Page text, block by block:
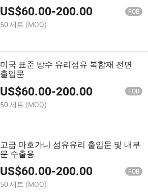
US$60.00-200.00 FOB
50 세트 (MOQ)
미국 표준 방수 유리섬유 복합재 전면
출입문
US$60.00-200.00 FOB
50 세트 (MOQ)
고급 마호가니 섬유유리 출입문 및 내부
문 수출용
US$60.00-200.00 FOB
50 세트 (MOQ)